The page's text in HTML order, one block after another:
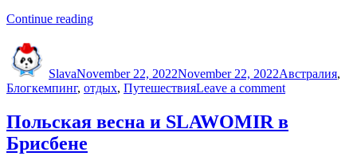
Continue reading“Кемпинг
Bestbrook
farmstay”
SlavaNovember 22, 2022November 22, 2022Австралия,
БлогTags
кемпинг, отдых, ПутешествияLeave a commenton
детьми
Польская весна и SLAWOMIR в
Брисбене